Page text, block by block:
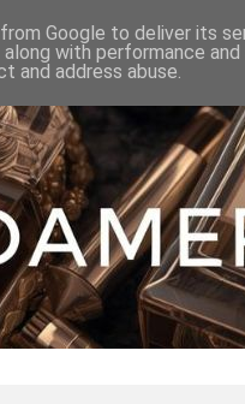
Google to deliver its
along with performance
and address abuse.